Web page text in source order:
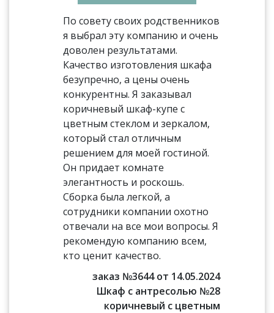
По совету своих родственников
я выбрал эту компанию и очень
доволен результатами.
Качество изготовления шкафа
безупречно, а цены очень
конкурентны. Я заказывал
коричневый шкаф-купе с
цветным стеклом и зеркалом,
который стал отличным
решением для моей гостиной.
Он придает комнате
элегантность и роскошь.
Сборка была легкой, а
сотрудники компании охотно
отвечали на все мои вопросы. Я
рекомендую компанию всем,
кто ценит качество.
заказ №3644 от 14.05.2024
Шкаф с антресолью №28
коричневый с цветным